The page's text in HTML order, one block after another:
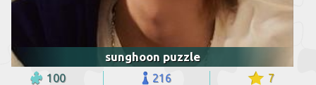
sunghoon puzzle
100 216 7